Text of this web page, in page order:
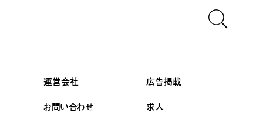
運営会社
広告掲載
お問い合わせ
求人